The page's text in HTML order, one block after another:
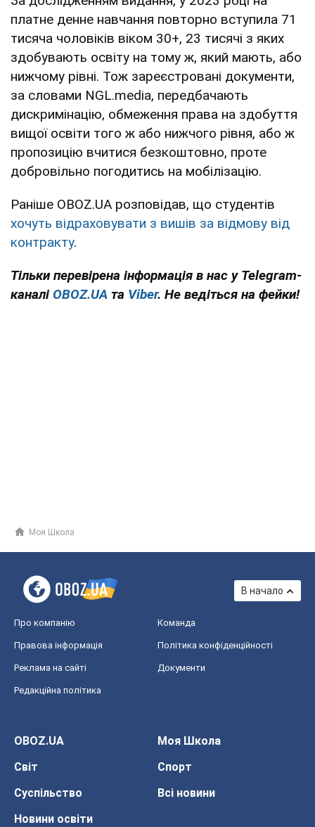
платне денне навчання повторно вступила 71
тисяча чоловіків віком 30+, 23 тисячі з яких
здобувають освіту на тому ж, який мають, або
нижчому рівні. Тож зареєстровані документи,
за словами NGL.media, передбачають
дискримінацію, обмеження права на здобуття
вищої освіти того ж або нижчого рівня, або ж
пропозицію вчитися безкоштовно, проте
добровільно погодитись на мобілізацію.
Раніше OBOZ.UA розповідав, що студентів
хочуть відраховувати з вишів за відмову від
контракту.
Тільки перевірена інформація в нас у Telegram-
каналі OBOZ.UA та Viber. Не ведіться на фейки!
Моя Школа
В начало
Про компанію Команда
Правова інформація Політика конфіденційності
Реклама на сайті Документи
Редакційна політика
OBOZ.UA
Моя Школа
Світ
Спорт
Суспільство
Всі новини
Новини освіти